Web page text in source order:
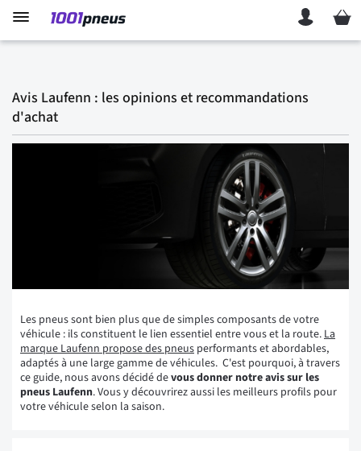
Mon
Avis Laufenn : les opinions et recommandations
d'achat
Les pneus sont bien plus que de simples composants de votre
véhicule : ils constituent le lien essentiel entre vous et la route. La
marque Laufenn propose des pneus performants et abordables,
adaptés à une large gamme de véhicules. C'est pourquoi, à travers
ce guide, nous avons décidé devous donner notre avis sur les
pneus Laufenn. Vous y découvrirez aussi les meilleurs profils pour
votre véhicule selon la saison.